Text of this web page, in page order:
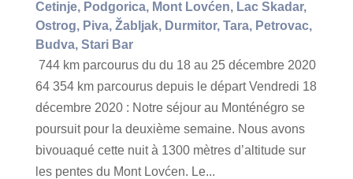
Cetinje, Podgorica, Mont Lovćen, Lac Skadar,
Ostrog, Piva, Žabljak, Durmitor, Tara, Petrovac,
Budva, Stari Bar
744 km parcourus du du 18 au 25 décembre 2020
64 354 km parcourus depuis le départ Vendredi 18
décembre 2020 : Notre séjour au Monténégro se
poursuit pour la deuxième semaine. Nous avons
bivouaqué cette nuit à 1300 mètres d’altitude sur
les pentes du Mont Lovćen. Le...